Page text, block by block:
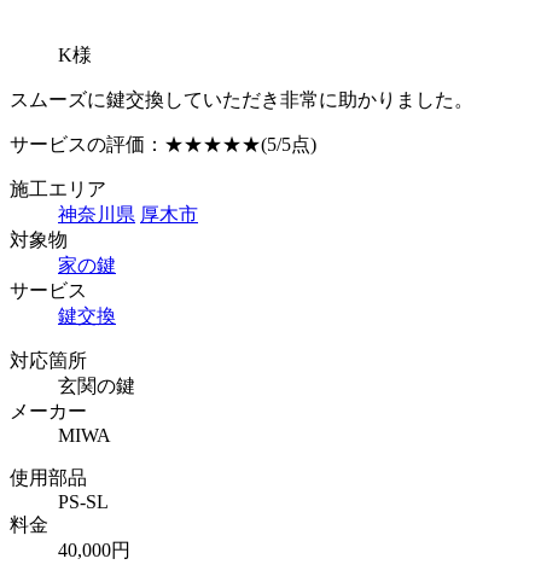
K様
スムーズに鍵交換していただき非常に助かりました。
サービスの評価： ★★★★★(5/5点)
施工エリア
神奈川県 厚木市
対象物
家の鍵
サービス
鍵交換
対応箇所
玄関の鍵
メーカー
MIWA
使用部品
PS-SL
料金
40,000円